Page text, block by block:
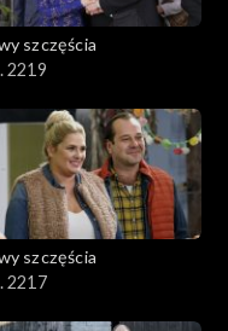
szczęścia
2219
szczęścia
2217